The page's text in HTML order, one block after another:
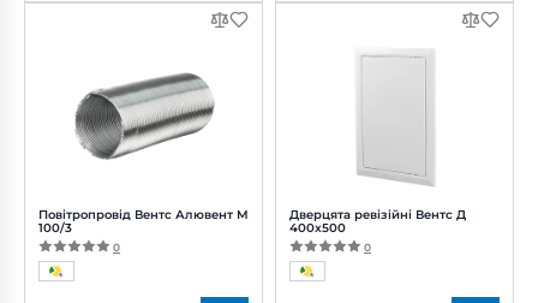
Домовент
Діаметр:
100 мм
Потужність:
2 Вт
Рівень шуму:22 дБ(А)
Повітропровід Вентс Алювент М
100/3
0
Вентс
Артикул: 0000224929
Дверцята ревізійні Вентс Д
400x500
0